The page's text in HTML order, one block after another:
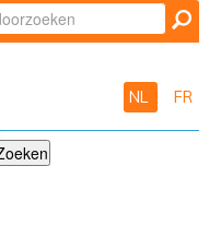
NL FR